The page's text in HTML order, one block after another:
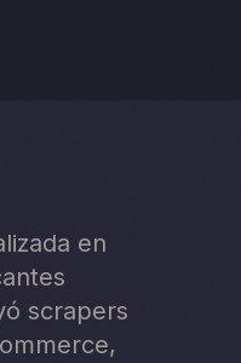
en
scrapers